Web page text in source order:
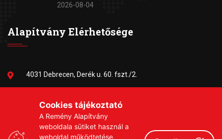
2026-08-04
Alapítvány Elérhetősége
4031 Debrecen, Derék u. 60. fszt./2.
remeny1999@gmail.com
Cookies tájékoztató
A Remény Alapítvány
weboldala sütiket használ a
weboldal működtetése,